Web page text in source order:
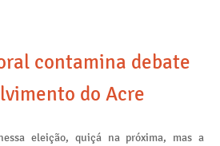
contamina debate
do Acre
eleição, quiçá na próxima, mas a